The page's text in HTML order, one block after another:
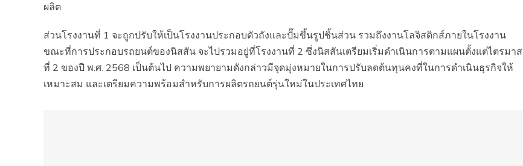
ผลิต
ส่วนโรงงานที่ 1 จะถูกปรับให้เป็นโรงงานประกอบตัวถังและปั๊มขึ้นรูปชิ้นส่วน รวมถึงงานโลจิสติกส์ภายในโรงงาน
ขณะที่การประกอบรถยนต์ของนิสสัน จะไปรวมอยู่ที่โรงงานที่ 2 ซึ่งนิสสันเตรียมเริ่มดำเนินการตามแผนตั้งแต่ไตรมาส
ที่ 2 ของปี พ.ศ. 2568 เป็นต้นไป ความพยายามดังกล่าวมีจุดมุ่งหมายในการปรับลดต้นทุนคงที่ในการดำเนินธุรกิจให้
เหมาะสม และเตรียมความพร้อมสำหรับการผลิตรถยนต์รุ่นใหม่ในประเทศไทย